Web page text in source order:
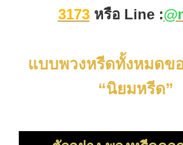
3173หรือ Line :
แบบพวงหรีดทั้งหมดขอ
“นิยมหรีด”